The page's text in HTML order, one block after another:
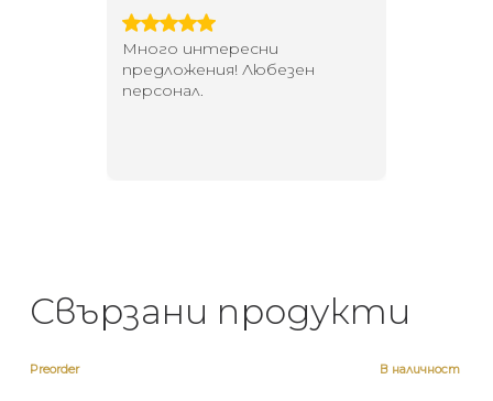
Много интересни
предложения! Любезен
персонал.
Свързани продукти
Preorder В наличност